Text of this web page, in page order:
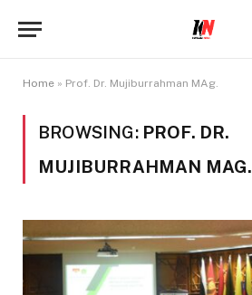
Home » Prof. Dr. Mujiburrahman MAg.
BROWSING: PROF. DR.
MUJIBURRAHMAN MAG.